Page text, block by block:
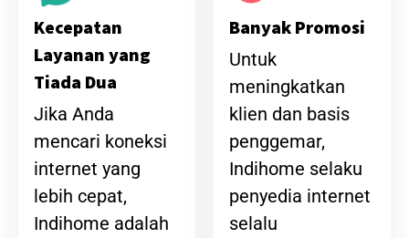
Kecepatan
Layanan yang
Tiada Dua
Jika Anda
mencari koneksi
internet yang
lebih cepat,
Indihome adalah
Banyak Promosi
Untuk
meningkatkan
klien dan basis
penggemar,
Indihome selaku
penyedia internet
selalu